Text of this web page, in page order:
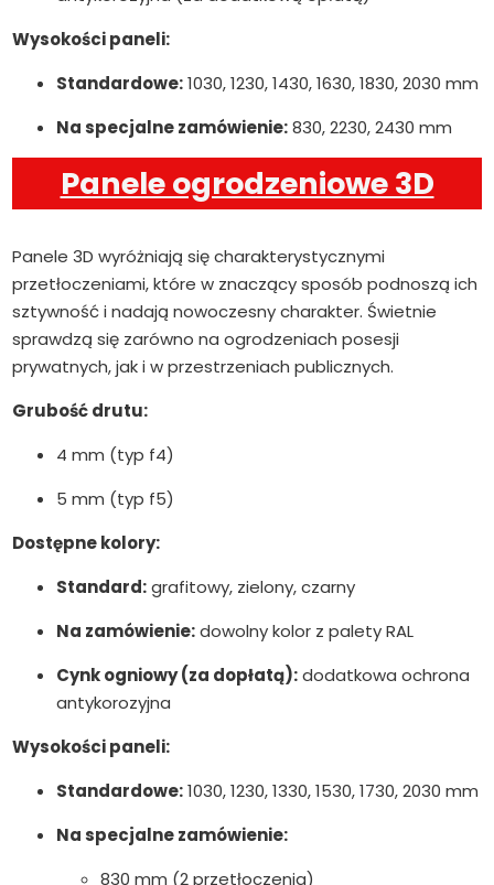
Wysokości paneli:
Standardowe:1030, 1230, 1430, 1630, 1830, 2030 mm
Na specjalne zamówienie:830, 2230, 2430 mm
Panele ogrodzeniowe 3D
Panele 3D wyróżniają się charakterystycznymi
przetłoczeniami, które w znaczący sposób podnoszą ich
sztywność i nadają nowoczesny charakter. Świetnie
sprawdzą się zarówno na ogrodzeniach posesji
prywatnych, jak i w przestrzeniach publicznych.
Grubość drutu:
4 mm (typ f4)
5 mm (typ f5)
Dostępne kolory:
Standard:grafitowy, zielony, czarny
Na zamówienie:dowolny kolor z palety RAL
Cynk ogniowy (za dopłatą):dodatkowa ochrona
antykorozyjna
Wysokości paneli:
Standardowe:1030, 1230, 1330, 1530, 1730, 2030 mm
Na specjalne zamówienie:
830 mm (2 przetłoczenia)